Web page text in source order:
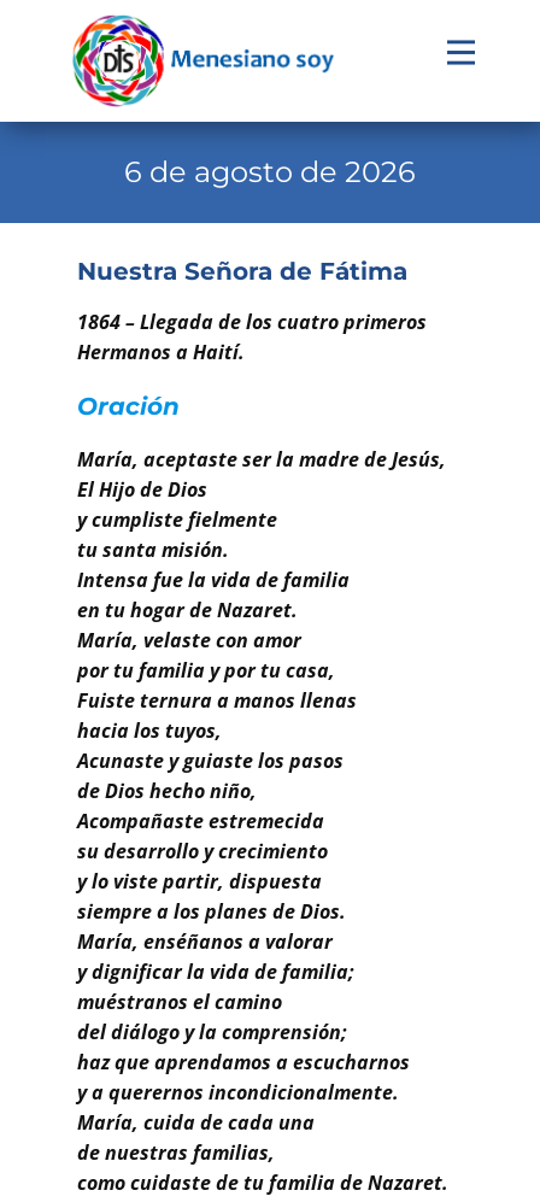
Evangelio
Familia Menesiana
Pastoral Vocacional
Recursos
Contacto
Buscar
6 de agosto de 2026
Nuestra Señora de Fátima
1864 – Llegada de los cuatro primeros
Hermanos a Haití.
Oración
María, aceptaste ser la madre de Jesús,
El Hijo de Dios
y cumpliste fielmente
tu santa misión.
Intensa fue la vida de familia
en tu hogar de Nazaret.
María, velaste con amor
por tu familia y por tu casa,
Fuiste ternura a manos llenas
hacia los tuyos,
Acunaste y guiaste los pasos
de Dios hecho niño,
Acompañaste estremecida
su desarrollo y crecimiento
y lo viste partir, dispuesta
siempre a los planes de Dios.
María, enséñanos a valorar
y dignificar la vida de familia;
muéstranos el camino
del diálogo y la comprensión;
haz que aprendamos a escucharnos
y a querernos incondicionalmente.
María, cuida de cada una
de nuestras familias,
como cuidaste de tu familia de Nazaret.